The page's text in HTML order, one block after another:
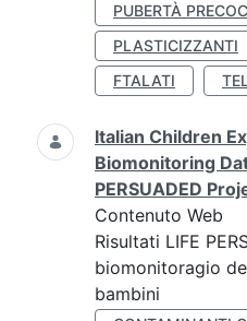
PUBERTÀ
PLASTICIZZANTI
FTALATI
Italian Children
Biomonitoring
PERSUADED
Contenuto Web
Risultati LIFE
biomonitoragio
bambini